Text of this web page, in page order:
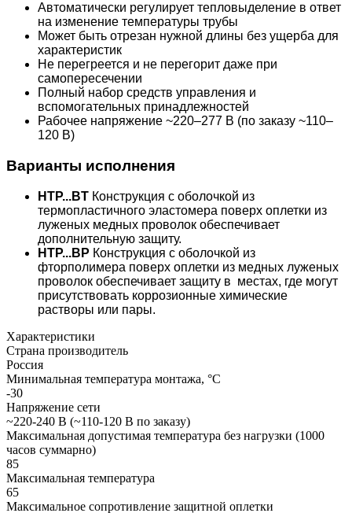
Автоматически регулирует тепловыделение в ответ
на изменение температуры трубы
Может быть отрезан нужной длины без ущерба для
характеристик
Не перегреется и не перегорит даже при
самопересечении
Полный набор средств управления и
вспомогательных принадлежностей
Рабочее напряжение ~220–277 В (по заказу ~110–
120 В)
Варианты исполнения
HTР...BТ Конструкция с оболочкой из
термопластичного эластомера поверх оплетки из
луженых медных проволок обеспечивает
дополнительную защиту.
HTР...BP Конструкция с оболочкой из
фторполимера поверх оплетки из медных луженых
проволок обеспечивает защиту в местах, где могут
присутствовать коррозионные химические
растворы или пары.
Характеристики
Страна производитель
Россия
Минимальная температура монтажа, °С
-30
Напряжение сети
~220-240 В (~110-120 В по заказу)
Максимальная допустимая температура без нагрузки (1000
часов суммарно)
85
Максимальная температура
65
Максимальное сопротивление защитной оплетки